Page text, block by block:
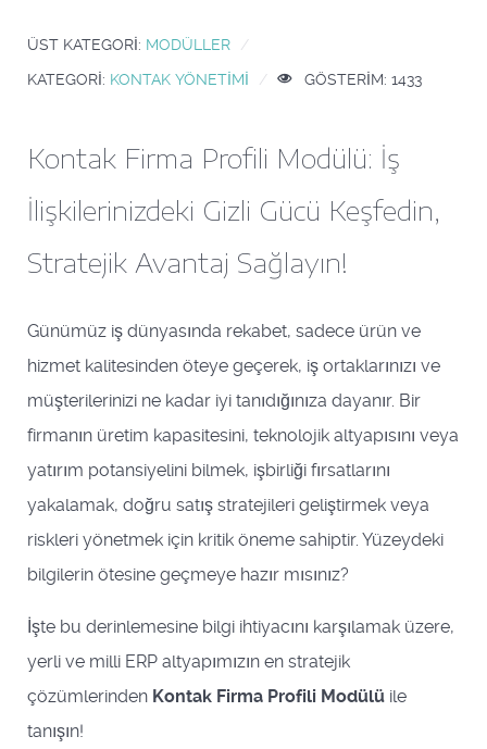
ÜST KATEGORI: MODÜLLER
KATEGORI: KONTAK YÖNETIMI GÖSTERIM: 1433
Kontak Firma Profili Modülü: İş
İlişkilerinizdeki Gizli Gücü Keşfedin,
Stratejik Avantaj Sağlayın!
Günümüz iş dünyasında rekabet, sadece ürün ve
hizmet kalitesinden öteye geçerek, iş ortaklarınızı ve
müşterilerinizi ne kadar iyi tanıdığınıza dayanır. Bir
firmanın üretim kapasitesini, teknolojik altyapısını veya
yatırım potansiyelini bilmek, işbirliği fırsatlarını
yakalamak, doğru satış stratejileri geliştirmek veya
riskleri yönetmek için kritik öneme sahiptir. Yüzeydeki
bilgilerin ötesine geçmeye hazır mısınız?
İşte bu derinlemesine bilgi ihtiyacını karşılamak üzere,
yerli ve milli ERP altyapımızın en stratejik
çözümlerinden Kontak Firma Profili Modülü ile
tanışın!